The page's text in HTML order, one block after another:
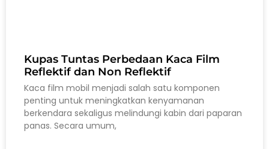
Kupas Tuntas Perbedaan Kaca Film
Reflektif dan Non Reflektif
Kaca film mobil menjadi salah satu komponen
penting untuk meningkatkan kenyamanan
berkendara sekaligus melindungi kabin dari paparan
panas. Secara umum,